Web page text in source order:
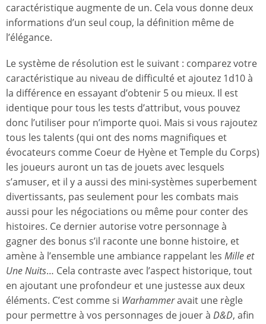
caractéristique augmente de un. Cela vous donne deux
informations d’un seul coup, la définition même de
l’élégance.
Le système de résolution est le suivant : comparez votre
caractéristique au niveau de difficulté et ajoutez 1d10 à
la différence en essayant d’obtenir 5 ou mieux. Il est
identique pour tous les tests d’attribut, vous pouvez
donc l’utiliser pour n’importe quoi. Mais si vous rajoutez
tous les talents (qui ont des noms magnifiques et
évocateurs comme Coeur de Hyène et Temple du Corps)
les joueurs auront un tas de jouets avec lesquels
s’amuser, et il y a aussi des mini-systèmes superbement
divertissants, pas seulement pour les combats mais
aussi pour les négociations ou même pour conter des
histoires. Ce dernier autorise votre personnage à
gagner des bonus s’il raconte une bonne histoire, et
amène à l’ensemble une ambiance rappelant les Mille et
Une Nuits… Cela contraste avec l’aspect historique, tout
en ajoutant une profondeur et une justesse aux deux
éléments. C’est comme si Warhammeravait une règle
pour permettre à vos personnages de jouer à D&D, afin